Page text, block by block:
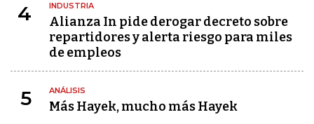
4 INDUSTRIA
Alianza In pide derogar decreto sobre
repartidores y alerta riesgo para miles
de empleos
5 ANÁLISIS
Más Hayek, mucho más Hayek